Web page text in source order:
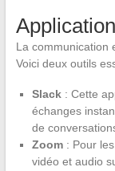
La communication
Voici deux outils
Slack: Cette
échanges
de
Zoom: Pour les
vidéo et audio